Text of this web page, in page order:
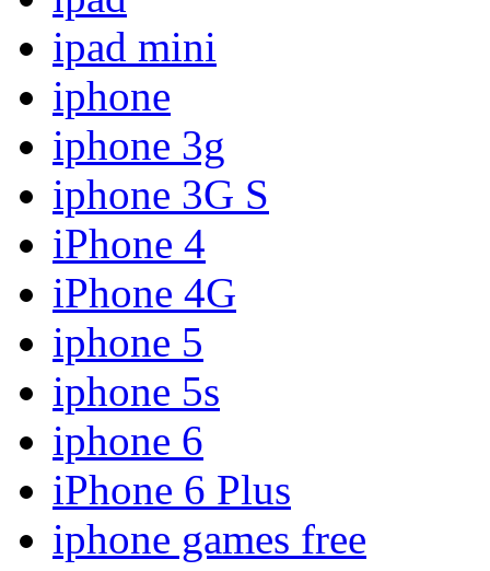
ipad mini
iphone
iphone 3g
iphone 3G S
iPhone 4
iPhone 4G
iphone 5
iphone 5s
iphone 6
iPhone 6 Plus
iphone games free